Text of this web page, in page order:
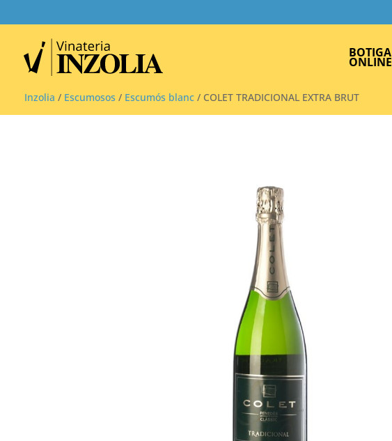
BOTIGA
ONLINE
Inzolia / Escumosos / Escumós blanc / COLET TRADICIONAL EXTRA BRUT